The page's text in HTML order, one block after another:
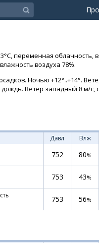
переменная облачность,
воздуха 78%.
Ночью +12°..+14°.
Ветер западный 8 м/
Давл Влж
752 80%
753 43%
753 56%